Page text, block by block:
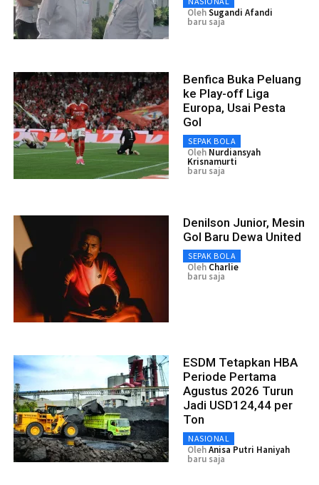
OlehSugandi Afandi
baru saja
Benfica Buka Peluang
ke Play-off Liga
Europa, Usai Pesta
Gol
SEPAK BOLA
Oleh Nurdiansyah
Krisnamurti
baru saja
Denilson Junior, Mesin
Gol Baru Dewa United
SEPAK BOLA
Oleh Charlie
baru saja
ESDM Tetapkan HBA
Periode Pertama
Agustus 2026 Turun
Jadi USD124,44 per
Ton
NASIONAL
OlehAnisa Putri Haniyah
baru saja